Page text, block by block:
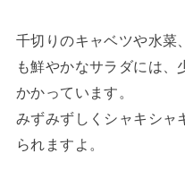
千切りのキャベツや水菜
も鮮やかなサラダには
かかっています。
みずみずしくシャキシャ
られますよ。